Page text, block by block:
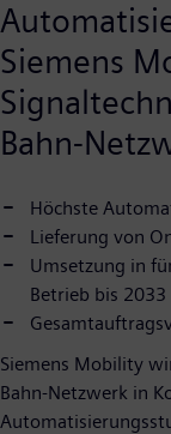
Siemens
Bahn-
Höchste
Lieferung von
Umsetzung in
Betrieb bis 2033
Siemens Mobility
Bahn-Netzwerk in